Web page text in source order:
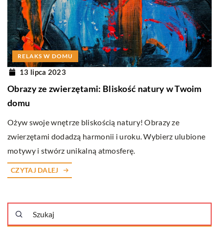
RELAKS W DOMU
13 lipca 2023
Obrazy ze zwierzętami: Bliskość natury w Twoim
domu
Ożyw swoje wnętrze bliskością natury! Obrazy ze
zwierzętami dodadzą harmonii i uroku. Wybierz ulubione
motywy i stwórz unikalną atmosferę.
CZYTAJ DALEJ